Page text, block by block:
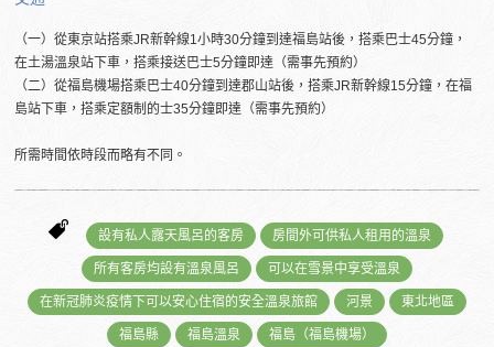
（一）從東京站搭乘JR新幹線1小時30分鐘到達福島站後，搭乘巴士45分鐘，
在土湯溫泉站下車，搭乘接送巴士5分鐘即達（需事先預約）
（二）從福島機場搭乘巴士40分鐘到達郡山站後，搭乘JR新幹線15分鐘，在福
島站下車，搭乘定額制的士35分鐘即達（需事先預約）
所需時間依時段而略有不同。
設有私人露天風呂的客房 房間外可供私人租用的溫泉
所有客房均設有溫泉風呂 可以在雪景中享受溫泉
在新冠肺炎疫情下可以安心住宿的安全溫泉旅館 河景 東北地區
福島縣 福島溫泉 福島（福島機場）